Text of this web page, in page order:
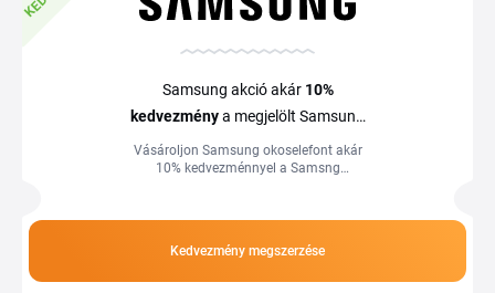
Samsung akció akár 10%
kedvezménya megjelölt Samsung
okostelefonokra
Vásároljon Samsung okoselefont akár
10% kedvezménnyel a Samsng
Kedvezmény megszerzése